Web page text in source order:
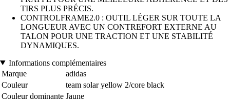
TIRS PLUS PRÉCIS.
CONTROLFRAME2.0 : OUTIL LÉGER SUR TOUTE LA
LONGUEUR AVEC UN CONTREFORT EXTERNE AU
TALON POUR UNE TRACTION ET UNE STABILITÉ
DYNAMIQUES.
Informations complémentaires
Marque
adidas
Couleur
team solar yellow 2/core black
Couleur dominante Jaune